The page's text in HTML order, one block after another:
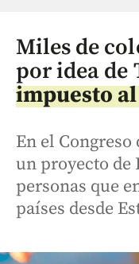
Miles de
por idea de
impuesto
En el
un proyecto de
personas que
países desde